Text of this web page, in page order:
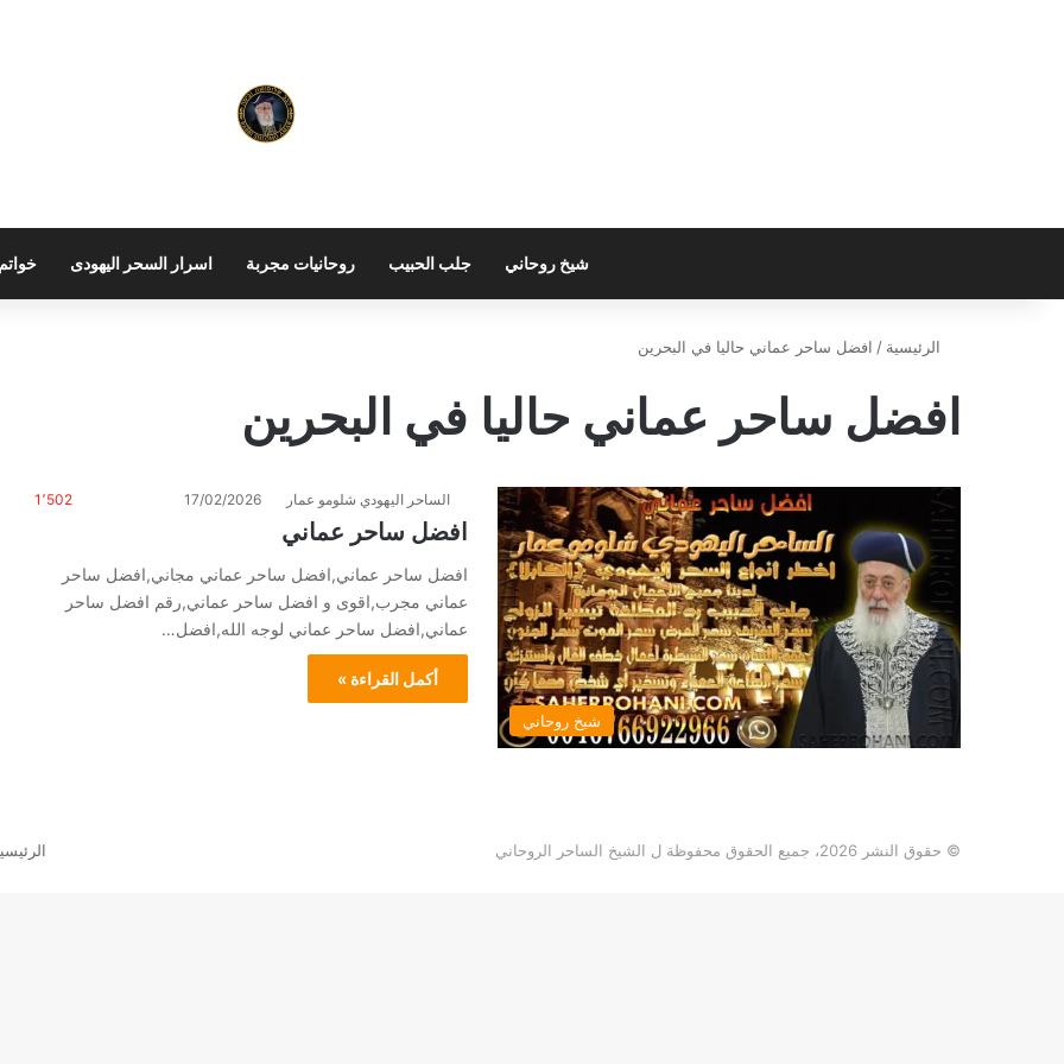
شيخ روحاني جلب الحبيب روحانيات مجربة اسرار السحر اليهودى
الرئيسية / افضل ساحر عماني حاليا في البحرين
افضل ساحر عماني حاليا في البحرين
شيخ روحاني
الساحر اليهودي شلومو عمار 17/02/2026 1٬502
افضل ساحر عماني
افضل ساحر عماني,افضل ساحر عماني مجاني,افضل ساحر
عماني مجرب,اقوى و افضل ساحر عماني,رقم افضل ساحر
عماني,افضل ساحر عماني لوجه الله,افضل…
أكمل القراءة »
© حقوق النشر 2026، جميع الحقوق محفوظة ل الشيخ الساحر الروحاني